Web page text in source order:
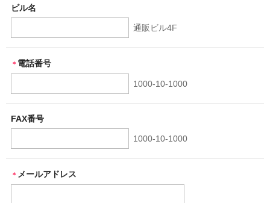
ビル名
通販ビル4F
＊ 電話番号
1000-10-1000
FAX番号
1000-10-1000
＊ メールアドレス